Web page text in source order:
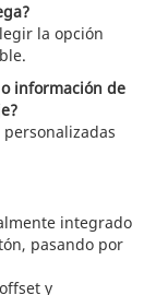
la opción
información de
integrado
pasando por
y